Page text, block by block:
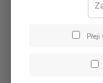
Přeji